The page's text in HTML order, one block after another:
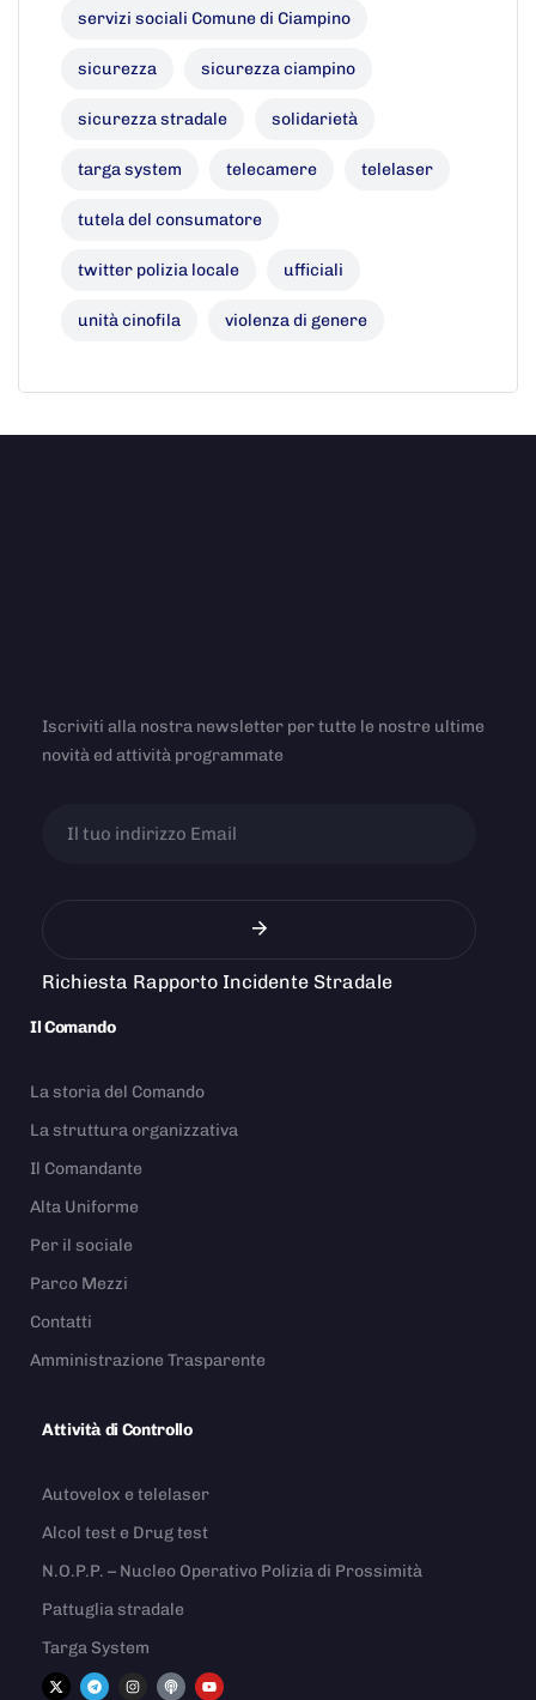
servizi sociali Comune di Ciampino
sicurezza sicurezza ciampino
sicurezza stradale solidarietà
targa system telecamere telelaser
tutela del consumatore
twitter polizia locale ufficiali
unità cinofila violenza di genere
Iscriviti alla nostra newsletter per tutte le nostre ultime
novità ed attività programmate
Richiesta Rapporto Incidente Stradale
Il Comando
La storia del Comando
La struttura organizzativa
Il Comandante
Alta Uniforme
Per il sociale
Parco Mezzi
Contatti
Amministrazione Trasparente
Attività di Controllo
Autovelox e telelaser
Alcol test e Drug test
N.O.P.P. – Nucleo Operativo Polizia di Prossimità
Pattuglia stradale
Targa System